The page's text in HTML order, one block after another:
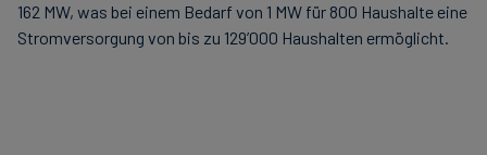
162 MW, was bei einem Bedarf von 1 MW für 800 Haushalte eine
Stromversorgung von bis zu 129’000 Haushalten ermöglicht.